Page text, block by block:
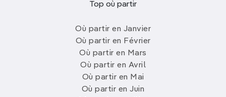
Top où partir
Où partir en Janvier
Où partir en Février
Où partir en Mars
Où partir en Avril
Où partir en Mai
Où partir en Juin